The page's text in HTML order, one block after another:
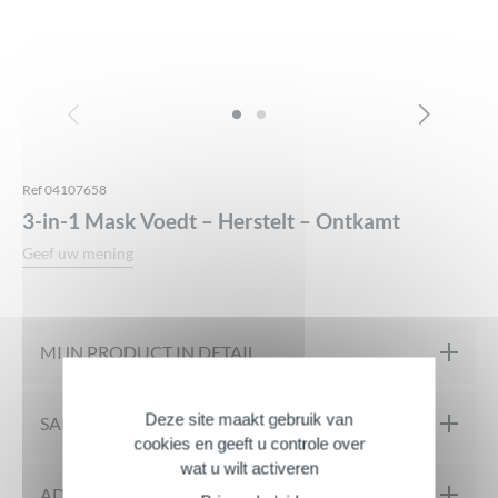
Ref 04107658
3-in-1 Mask Voedt – Herstelt – Ontkamt
Geef uw mening
MIJN PRODUCT IN DETAIL
De MASQUE 3IN1 voedt, herstelt en versterkt tot aan de
punten het droge, beschadigde of breekbare haar.
Het brengt zachtheid en maakt het ontwarren van het haar
SAMENSTELLING
INGREDIËNTEN: Aqua, Cetearyl Alcohol, Distearoylethyl
Deze site maakt gebruik van
cookies en geeft u controle over
wat u wilt activeren